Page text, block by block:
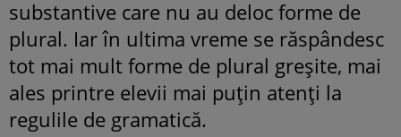
substantive care nu au deloc forme de
plural. Iar în ultima vreme se răspândesc
tot mai mult forme de plural greșite, mai
ales printre elevii mai puțin atenți la
regulile de gramatică.